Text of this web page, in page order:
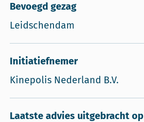
Bevoegd gezag
Leidschendam
Initiatiefnemer
Kinepolis Nederland B.V.
Laatste advies uitgebracht op